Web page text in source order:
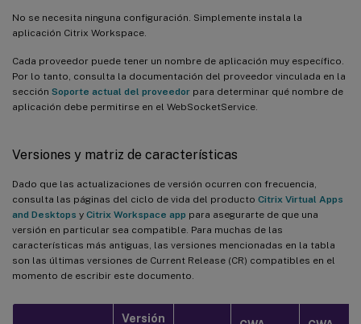
No se necesita ninguna configuración. Simplemente instala la
aplicación Citrix Workspace.
Cada proveedor puede tener un nombre de aplicación muy específico.
Por lo tanto, consulta la documentación del proveedor vinculada en la
sección Soporte actual del proveedor para determinar qué nombre de
aplicación debe permitirse en el WebSocketService.
Versiones y matriz de características
Dado que las actualizaciones de versión ocurren con frecuencia,
consulta las páginas del ciclo de vida del producto Citrix Virtual Apps
and Desktops y Citrix Workspace app para asegurarte de que una
versión en particular sea compatible. Para muchas de las
características más antiguas, las versiones mencionadas en la tabla
son las últimas versiones de Current Release (CR) compatibles en el
momento de escribir este documento.
Versión